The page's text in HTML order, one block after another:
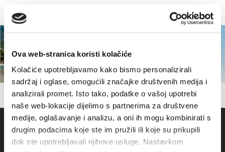
Ova web-stranica koristi kolačiće
Kolačiće upotrebljavamo kako bismo personalizirali
sadržaj i oglase, omogućili značajke društvenih medija i
analizirali promet. Isto tako, podatke o vašoj upotrebi
naše web-lokacije dijelimo s partnerima za društvene
medije, oglašavanje i analizu, a oni ih mogu kombinirati s
drugim podacima koje ste im pružili ili koje su prikupili
dok ste upotrebljavali njihove usluge. Nastavkom